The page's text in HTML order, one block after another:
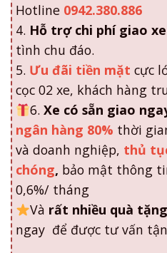
Hotline 0942.380.886
4. Hỗ trợ chi phí giao
tình chu đáo.
5. Ưu đãi tiền mặt cực
cọc 02 xe, khách hàng
6.Xe có sẵn giao
ngân hàng 80% thời
và doanh nghiệp, thủ
chóng, bảo mật thông
0,6%/ tháng
Và rất nhiều quà
ngay để được tư vấn